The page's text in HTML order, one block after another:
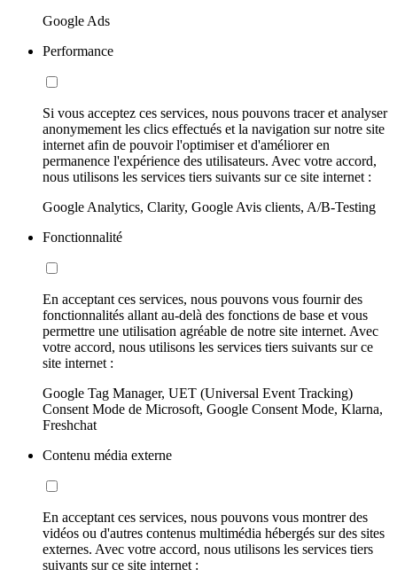
Google Ads
Performance
Si vous acceptez ces services, nous pouvons tracer et analyser
anonymement les clics effectués et la navigation sur notre site
internet afin de pouvoir l'optimiser et d'améliorer en
permanence l'expérience des utilisateurs. Avec votre accord,
nous utilisons les services tiers suivants sur ce site internet :
Google Analytics, Clarity, Google Avis clients, A/B-Testing
Fonctionnalité
En acceptant ces services, nous pouvons vous fournir des
fonctionnalités allant au-delà des fonctions de base et vous
permettre une utilisation agréable de notre site internet. Avec
votre accord, nous utilisons les services tiers suivants sur ce
site internet :
Google Tag Manager, UET (Universal Event Tracking)
Consent Mode de Microsoft, Google Consent Mode, Klarna,
Freshchat
Contenu média externe
En acceptant ces services, nous pouvons vous montrer des
vidéos ou d'autres contenus multimédia hébergés sur des sites
externes. Avec votre accord, nous utilisons les services tiers
suivants sur ce site internet :